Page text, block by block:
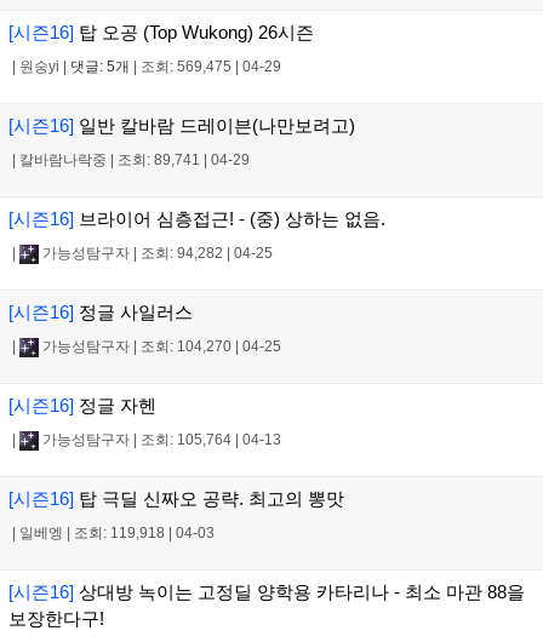
[시즌16] 탑 오공 (Top Wukong) 26시즌
| 원숭yi | 댓글: 5개 | 조회: 569,475 | 04-29
[시즌16] 일반 칼바람 드레이븐(나만보려고)
| 칼바람나락중 | 조회: 89,741 | 04-29
[시즌16] 브라이어 심층접근! - (중) 상하는 없음.
| 가능성탐구자 | 조회: 94,282 | 04-25
[시즌16] 정글 사일러스
| 가능성탐구자 | 조회: 104,270 | 04-25
[시즌16] 정글 자헨
| 가능성탐구자 | 조회: 105,764 | 04-13
[시즌16] 탑 극딜 신짜오 공략. 최고의 뽕맛
| 일베엥 | 조회: 119,918 | 04-03
[시즌16] 상대방 녹이는 고정딜 양학용 카타리나 - 최소 마관 88을
보장한다구!